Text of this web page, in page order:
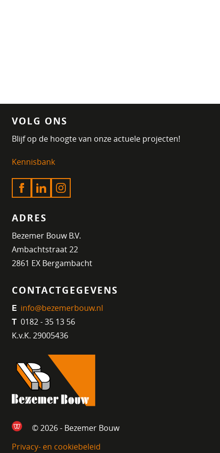
VOLG ONS
Blijf op de hoogte van onze actuele projecten!
Kennisbank
ADRES
Bezemer Bouw B.V.
Ambachtstraat 22
2861 EX Bergambacht
CONTACTGEGEVENS
E info@bezemerbouw.nl
T 0182 - 35 13 56
K.v.K. 29005436
© 2026 - Bezemer Bouw
Privacy- en cookiebeleid